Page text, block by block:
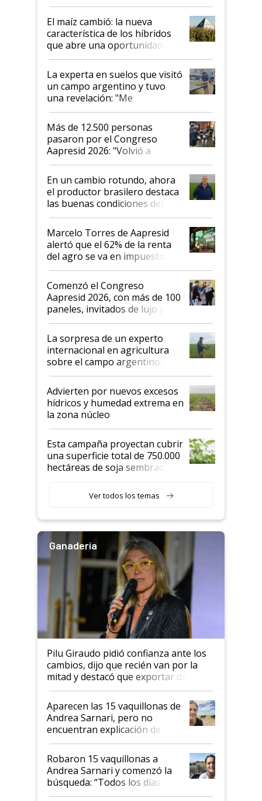
posibilidades de crecimiento son
infinitas"
El maíz cambió: la nueva
característica de los híbridos
que abre una oportunidad en
el lote
La experta en suelos que visitó
un campo argentino y tuvo
una revelación: "Me
impresionó mucho"
Más de 12.500 personas
pasaron por el Congreso
Aapresid 2026: "Volvió a
demostrar que hablar del
suelo es hablar de todo el
sistema productivo"
En un cambio rotundo, ahora
el productor brasilero destaca
las buenas condiciones del
agro argentino para invertir:
"Los veo más motivados"
Marcelo Torres de Aapresid
alertó que el 62% de la renta
del agro se va en impuestos:
"No es bueno que en
Argentina se sigan discutiendo
las mismas cosas de hace 50
años"
Comenzó el Congreso
Aapresid 2026, con más de 100
paneles, invitados de lujo y
todas las tendencias
La sorpresa de un experto
internacional en agricultura
sobre el campo argentino:
"Estoy muy impresionado"
Advierten por nuevos excesos
hídricos y humedad extrema en
la zona núcleo
Esta campaña proyectan cubrir
una superficie total de 750.000
hectáreas de soja sembradas
variedades que marcan un
salto tecnológico en genética y
Ver todos los temas
Ganadería
Pilu Giraudo pidió confianza ante los
cambios, dijo que recién van por la
mitad y destacó que exportar dejó de
ser "para unos pocos": "Tenemos un
mandato muy claro del gobierno
nacional"
Aparecen las 15 vaquillonas de
Andrea Sarnari, pero no
encuentran explicación de
cómo llegaron allí
Robaron 15 vaquillonas a
Andrea Sarnari y comenzó la
búsqueda: “Todos los días le
toca a algún productor”